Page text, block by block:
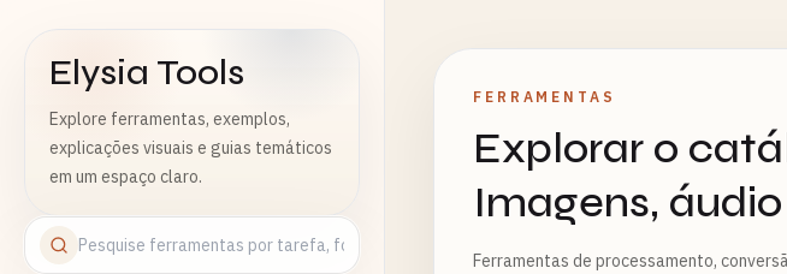
Elysia Tools
Explore ferramentas, exemplos,
explicações visuais e guias temáticos
em um espaço claro.
FERRAMENTAS
Explorar o
Imagens,
Ferramentas de processamento,